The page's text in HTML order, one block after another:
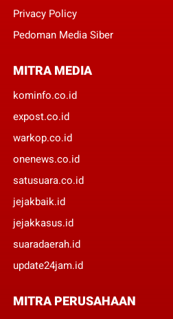
Privacy Policy
Pedoman Media Siber
MITRA MEDIA
kominfo.co.id
expost.co.id
warkop.co.id
onenews.co.id
satusuara.co.id
jejakbaik.id
jejakkasus.id
suaradaerah.id
update24jam.id
MITRA PERUSAHAAN